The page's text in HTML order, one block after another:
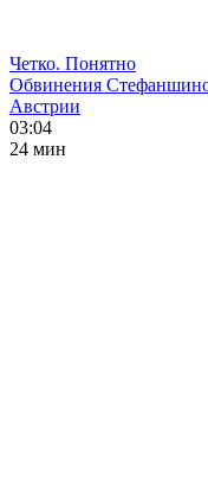
Четко. Понятно
Обвинения
Австрии
03:04
24 мин